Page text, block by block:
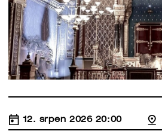
12. srpen 2026 20:00